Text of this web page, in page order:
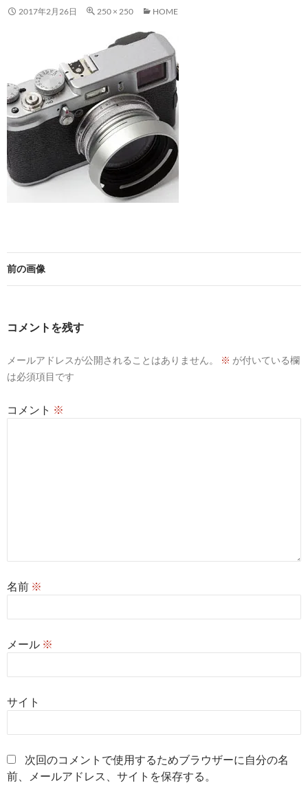
へ 2017年2月26日 250 × 250 HOME
前の画像
コメントを残す
メールアドレスが公開されることはありません。 ※ が付いている欄
は必須項目です
コメント ※
名前 ※
メール ※
サイト
次回のコメントで使用するためブラウザーに自分の名
前、メールアドレス、サイトを保存する。